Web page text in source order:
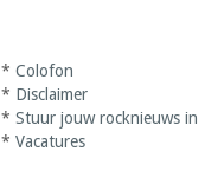
*Colofon
* Disclaimer
*Stuur jouw rocknieuws in
*Vacatures